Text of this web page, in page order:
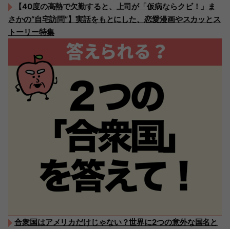
【40度の高熱で欠勤すると、上司が「仮病ならクビ！」ま
さかの“自宅訪問”】実話をもとにした、恋愛漫画やスカッとス
トーリー特集
合衆国はアメリカだけじゃない？世界に2つの意外な国名と